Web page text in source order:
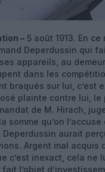
– 5 août 1913. En
Deperdussin qui
appareils, au
dans les
braqués sur lui, c’est
plainte contre lui, le
de M. Hirach,
somme qu’on
Deperdussin aurait
Argent mal
c’est inexact, cela
l’objet